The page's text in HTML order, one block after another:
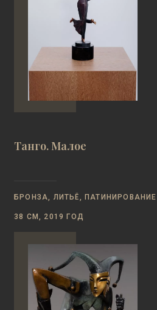
Танго. Малое
БРОНЗА, ЛИТЬЁ, ПАТИНИРОВАНИЕ
38 СМ, 2019 ГОД